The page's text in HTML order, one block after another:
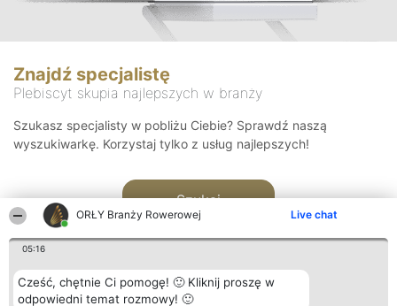
ORŁY Branży Rowerowej Live chat
05:16
Cześć, chętnie Ci pomogę! 🙂 Kliknij proszę w
odpowiedni temat rozmowy! 🙂
Znajdź specjalistę
Plebiscyt skupia najlepszych w branży
Szukasz specjalisty w pobliżu Ciebie? Sprawdź naszą
wyszukiwarkę. Korzystaj tylko z usług najlepszych!
Szukaj